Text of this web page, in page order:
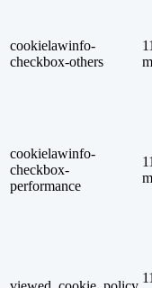
cookielawinfo-
checkbox-others
11
cookielawinfo-
checkbox-
performance
11
11